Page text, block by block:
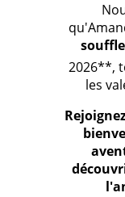
souffle
2026**,
les